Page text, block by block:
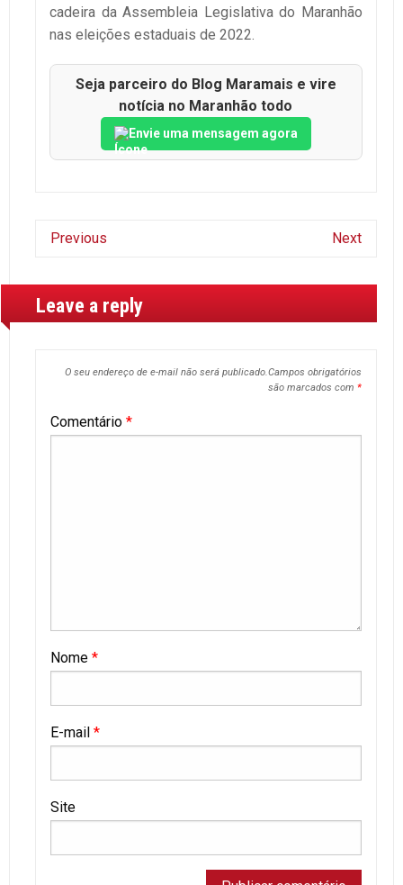
cadeira da Assembleia Legislativa do Maranhão
nas eleições estaduais de 2022.
Seja parceiro do Blog Maramais e vire
notícia no Maranhão todo
Envie uma mensagem agora
Previous Next
Leave a reply
O seu endereço de e-mail não será publicado.Campos obrigatórios
são marcados com *
Comentário *
Nome *
E-mail *
Site